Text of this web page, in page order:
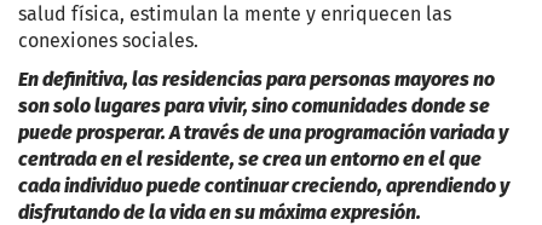
salud física, estimulan la mente y enriquecen las
conexiones sociales.
En definitiva, las residencias para personas mayores no
son solo lugares para vivir, sino comunidades donde se
puede prosperar. A través de una programación variada y
centrada en el residente, se crea un entorno en el que
cada individuo puede continuar creciendo, aprendiendo y
disfrutando de la vida en su máxima expresión.